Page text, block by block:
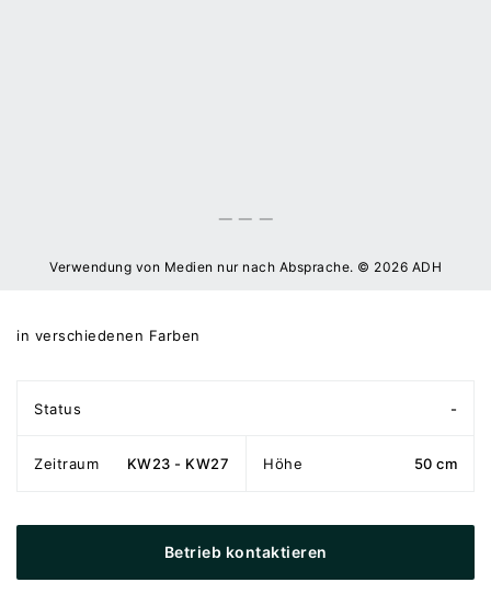
Verwendung von Medien nur nach Absprache. © 2026 ADH
in verschiedenen Farben
Status -
Zeitraum KW23 - KW27 Höhe 50 cm
Betrieb kontaktieren